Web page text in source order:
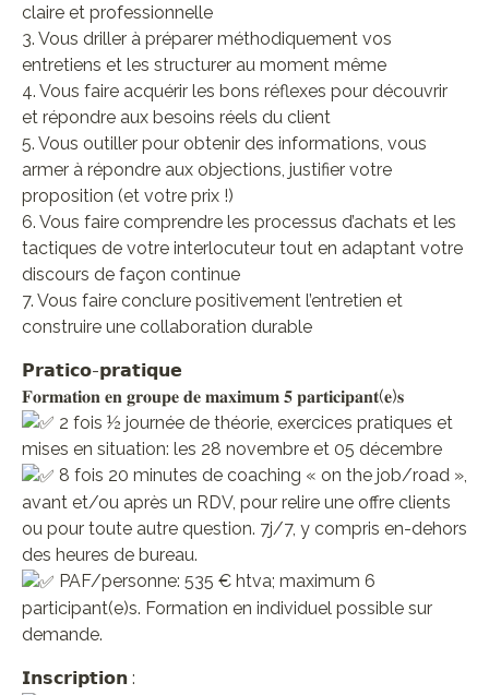
claire et professionnelle
3. Vous driller à préparer méthodiquement vos
entretiens et les structurer au moment même
4. Vous faire acquérir les bons réflexes pour découvrir
et répondre aux besoins réels du client
5. Vous outiller pour obtenir des informations, vous
armer à répondre aux objections, justifier votre
proposition (et votre prix !)
6. Vous faire comprendre les processus d’achats et les
tactiques de votre interlocuteur tout en adaptant votre
discours de façon continue
7. Vous faire conclure positivement l’entretien et
construire une collaboration durable
𝗣𝗿𝗮𝘁𝗶𝗰𝗼-𝗽𝗿𝗮𝘁𝗶𝗾𝘂𝗲
𝐅𝐨𝐫𝐦𝐚𝐭𝐢𝐨𝐧 𝐞𝐧 𝐠𝐫𝐨𝐮𝐩𝐞 𝐝𝐞 𝐦𝐚𝐱𝐢𝐦𝐮𝐦 𝟓 𝐩𝐚𝐫𝐭𝐢𝐜𝐢𝐩𝐚𝐧𝐭(𝐞)𝐬
2 fois ½ journée de théorie, exercices pratiques et
mises en situation: les 28 novembre et 05 décembre
8 fois 20 minutes de coaching « on the job/road »,
avant et/ou après un RDV, pour relire une offre clients
ou pour toute autre question. 7j/7, y compris en-dehors
des heures de bureau.
PAF/personne: 535 € htva; maximum 6
participant(e)s. Formation en individuel possible sur
demande.
𝗜𝗻𝘀𝗰𝗿𝗶𝗽𝘁𝗶𝗼𝗻 :